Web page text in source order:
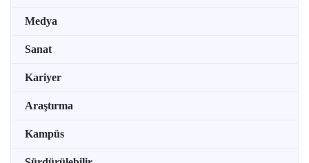
Medya
Sanat
Kariyer
Araştırma
Kampüs